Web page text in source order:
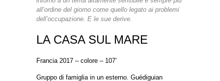
all’ordine del giorno come quello legato ai problemi
dell’occupazione. E le sue derive.
LA CASA SUL MARE
Francia 2017 – colore – 107’
Gruppo di famiglia in un esterno. Guédiguian